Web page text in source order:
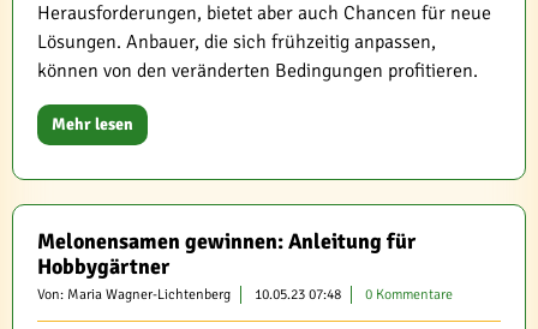
Herausforderungen, bietet aber auch Chancen für neue
Lösungen. Anbauer, die sich frühzeitig anpassen,
können von den veränderten Bedingungen profitieren.
Mehr lesen
Melonensamen gewinnen: Anleitung für
Hobbygärtner
Von: Maria Wagner-Lichtenberg 10.05.23 07:48 0 Kommentare